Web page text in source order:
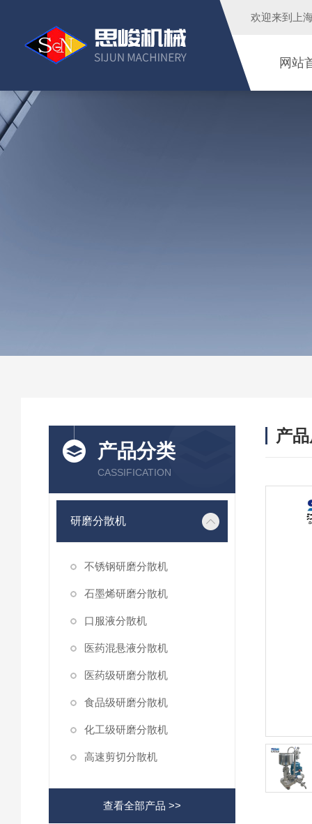
欢迎来到 上
网站
产品分类
CASSIFICATION
研磨分散机
不锈钢研磨分散机
石墨烯研磨分散机
口服液分散机
医药混悬液分散机
医药级研磨分散机
食品级研磨分散机
化工级研磨分散机
高速剪切分散机
查看全部产品 >>
产